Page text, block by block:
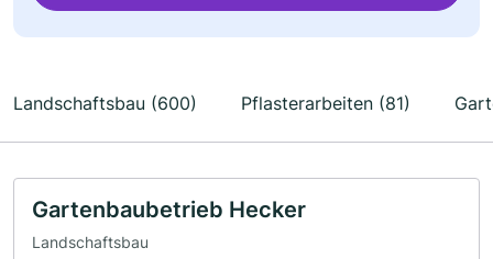
Landschaftsbau (600) Pflasterarbeiten (81)
Gartenbaubetrieb Hecker
Landschaftsbau